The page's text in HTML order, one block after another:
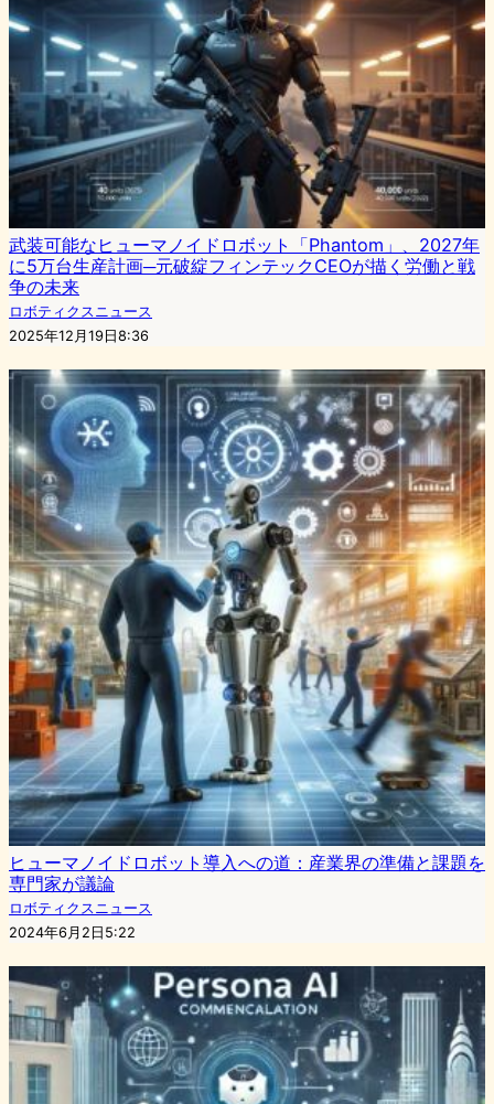
武装可能なヒューマノイドロボット「Phantom」、2027年
に5万台生産計画─元破綻フィンテックCEOが描く労働と戦
争の未来
ロボティクスニュース
2025年12月19日8:36
ヒューマノイドロボット導入への道：産業界の準備と課題を
専門家が議論
ロボティクスニュース
2024年6月2日5:22